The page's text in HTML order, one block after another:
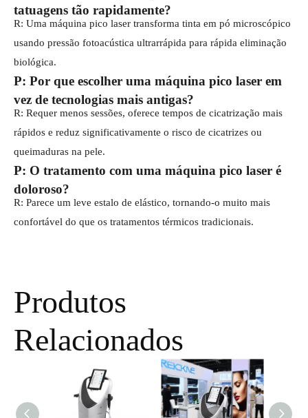
tatuagens tão rapidamente?
R: Uma máquina pico laser transforma tinta em pó microscópico
usando pressão fotoacústica ultrarrápida para rápida eliminação
biológica.
P: Por que escolher uma máquina pico laser em
vez de tecnologias mais antigas?
R: Requer menos sessões, oferece tempos de cicatrização mais
rápidos e reduz significativamente o risco de cicatrizes ou
queimaduras na pele.
P: O tratamento com uma máquina pico laser é
doloroso?
R: Parece um leve estalo de elástico, tornando-o muito mais
confortável do que os tratamentos térmicos tradicionais.
Produtos
Relacionados